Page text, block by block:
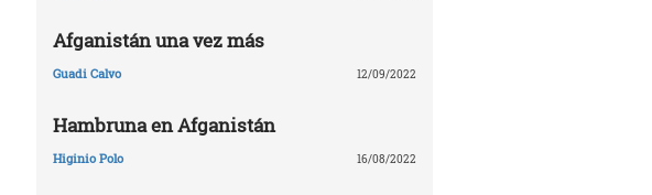
Afganistán una vez más
Guadi Calvo 12/09/2022
Hambruna en Afganistán
Higinio Polo 16/08/2022